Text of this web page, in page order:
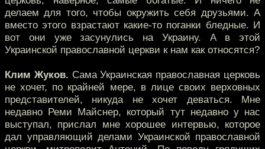
делаем для того, чтобы окружить себя друзьями. А
вместо этого взрастают какие-то поганки бледные. И
вот они уже засунулись на Украину. А в этой
Украинской православной церкви к нам как относятся?
Клим Жуков. Сама Украинская православная церковь
не хочет, по крайней мере, в лице своих верховных
представителей, никуда не хочет деваться. Мне
недавно Реми Майснер, который тут недавно у нас
выступал, прислал мне хорошее интервью, которое
дал управляющий делами Украинской православной